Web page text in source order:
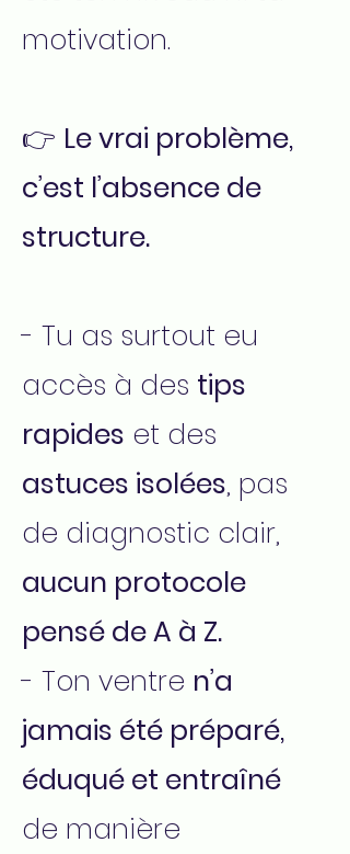
motivation.
👉 Le vrai problème,
c’est l’absence de
structure.
- Tu as surtout eu
accès à des tips
rapides et des
astuces isolées, pas
de diagnostic clair,
aucun protocole
pensé de A à Z.
- Ton ventre n’a
jamais été préparé,
éduqué et entraîné
de manière